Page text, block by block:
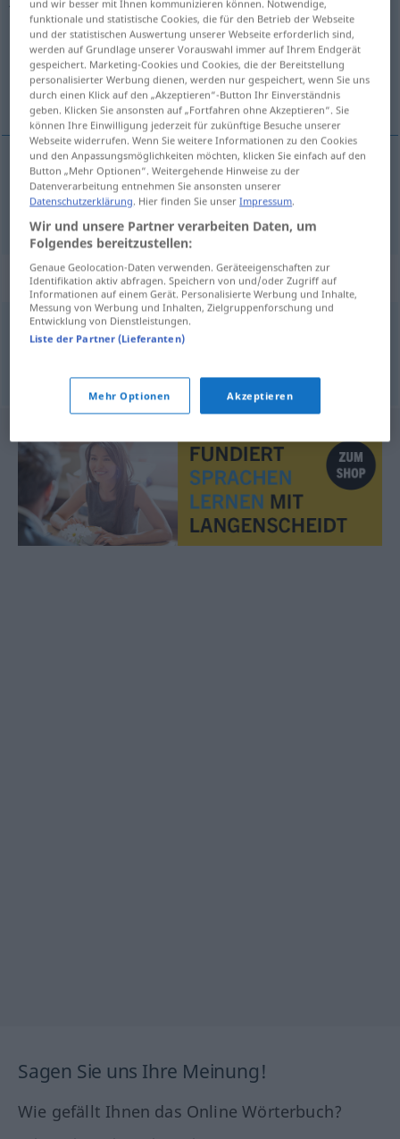
Übersicht aller Übersetzungen
(Für mehr Details die Übersetzung anklicken/antippen)
Nadel
Nadelf jehla
Beispielsätze für "jehla"
připínacíjehla
Sagen Sie uns Ihre Meinung!
Wie gefällt Ihnen das Online Wörterbuch?
und wir besser mit Ihnen kommunizieren können. Notwendige,
funktionale und statistische Cookies, die für den Betrieb der Webseite
und der statistischen Auswertung unserer Webseite erforderlich sind,
werden auf Grundlage unserer Vorauswahl immer auf Ihrem Endgerät
gespeichert. Marketing-Cookies und Cookies, die der Bereitstellung
personalisierter Werbung dienen, werden nur gespeichert, wenn Sie uns
durch einen Klick auf den „Akzeptieren“-Button Ihr Einverständnis
geben. Klicken Sie ansonsten auf „Fortfahren ohne Akzeptieren“. Sie
können Ihre Einwilligung jederzeit für zukünftige Besuche unserer
Webseite widerrufen. Wenn Sie weitere Informationen zu den Cookies
und den Anpassungsmöglichkeiten möchten, klicken Sie einfach auf den
Button „Mehr Optionen“. Weitergehende Hinweise zu der
Datenverarbeitung entnehmen Sie ansonsten unserer
Datenschutzerklärung. Hier finden Sie unserImpressum.
Wir und unsere Partner verarbeiten Daten, um
Folgendes bereitzustellen:
Genaue Geolocation-Daten verwenden. Geräteeigenschaften zur
Identifikation aktiv abfragen. Speichern von und/oder Zugriff auf
Informationen auf einem Gerät. Personalisierte Werbung und Inhalte,
Messung von Werbung und Inhalten, Zielgruppenforschung und
Entwicklung von Dienstleistungen.
Liste der Partner (Lieferanten)
Mehr Optionen Akzeptieren